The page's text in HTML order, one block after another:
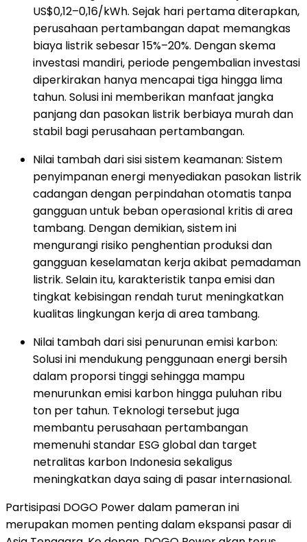
US$0,12–0,16/kWh. Sejak hari pertama diterapkan,
perusahaan pertambangan dapat memangkas
biaya listrik sebesar 15%–20%. Dengan skema
investasi mandiri, periode pengembalian investasi
diperkirakan hanya mencapai tiga hingga lima
tahun. Solusi ini memberikan manfaat jangka
panjang dan pasokan listrik berbiaya murah dan
stabil bagi perusahaan pertambangan.
Nilai tambah dari sisi sistem keamanan: Sistem
penyimpanan energi menyediakan pasokan listrik
cadangan dengan perpindahan otomatis tanpa
gangguan untuk beban operasional kritis di area
tambang. Dengan demikian, sistem ini
mengurangi risiko penghentian produksi dan
gangguan keselamatan kerja akibat pemadaman
listrik. Selain itu, karakteristik tanpa emisi dan
tingkat kebisingan rendah turut meningkatkan
kualitas lingkungan kerja di area tambang.
Nilai tambah dari sisi penurunan emisi karbon:
Solusi ini mendukung penggunaan energi bersih
dalam proporsi tinggi sehingga mampu
menurunkan emisi karbon hingga puluhan ribu
ton per tahun. Teknologi tersebut juga
membantu perusahaan pertambangan
memenuhi standar ESG global dan target
netralitas karbon Indonesia sekaligus
meningkatkan daya saing di pasar internasional.
Partisipasi DOGO Power dalam pameran ini
merupakan momen penting dalam ekspansi pasar di